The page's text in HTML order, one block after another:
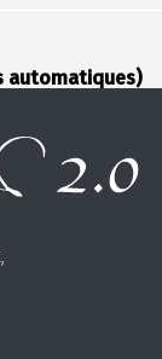
automatiques)